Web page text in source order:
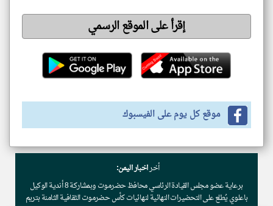
إقرأ على الموقع الرسمي
موقع كل يوم على الفيسبوك
أخراخبار اليمن:
برعاية عضو مجلس القيادة الرئاسي محافظ حضرموت وبمشاركة 8 أندية الوكيل
باعلوي يُطلع على التحضيرات النهائية لنهائيات كأس حضرموت الثقافية الثامنة بتريم